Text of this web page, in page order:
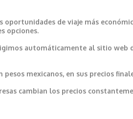
de viaje más
opciones.
automáticamente al sitio web
mexicanos, en sus precios
cambian los precios